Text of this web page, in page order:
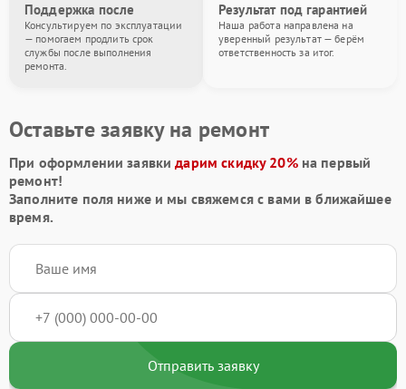
Поддержка после
Консультируем по эксплуатации
— помогаем продлить срок
службы после выполнения
ремонта.
Результат под гарантией
Наша работа направлена на
уверенный результат — берём
ответственность за итог.
Оставьте заявку на ремонт
При оформлении заявкидарим скидку 20%на первый
ремонт!
Заполните поля ниже и мы свяжемся с вами в ближайшее
время.
Отправить заявку